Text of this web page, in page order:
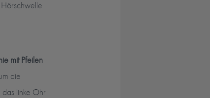
mit Pfeilen
die
linke Ohr